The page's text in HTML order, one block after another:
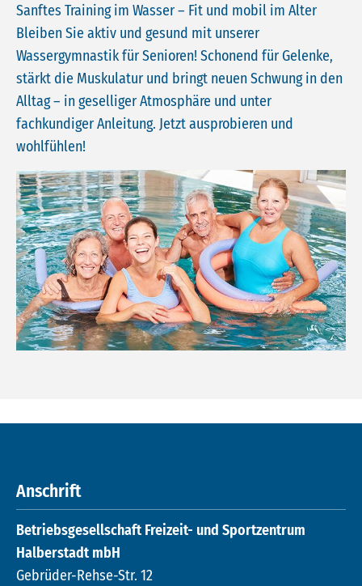
Sanftes Training im Wasser – Fit und mobil im Alter
Bleiben Sie aktiv und gesund mit unserer
Wassergymnastik für Senioren! Schonend für Gelenke,
stärkt die Muskulatur und bringt neuen Schwung in den
Alltag – in geselliger Atmosphäre und unter
fachkundiger Anleitung. Jetzt ausprobieren und
wohlfühlen!
Anschrift
Betriebsgesellschaft Freizeit- und Sportzentrum
Halberstadt mbH
Gebrüder-Rehse-Str. 12